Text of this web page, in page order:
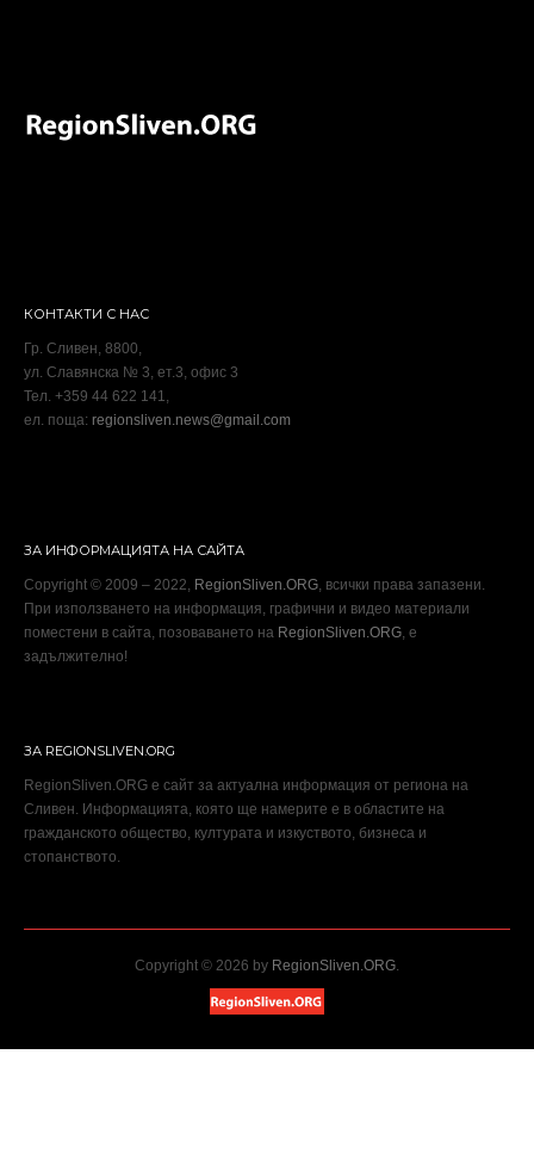
КОНТАКТИ С НАС
Гр. Сливен, 8800,
ул. Славянска № 3, ет.3, офис 3
Тел. +359 44 622 141,
ел. поща: regionsliven.news@gmail.com
ЗА ИНФОРМАЦИЯТА НА САЙТА
Copyright © 2009 – 2022, RegionSliven.ORG, всички права запазени.
При използването на информация, графични и видео материали
поместени в сайта, позоваването на RegionSliven.ORG, е
задължително!
ЗА REGIONSLIVEN.ORG
RegionSliven.ORG е сайт за актуална информация от региона на
Сливен. Информацията, която ще намерите е в областите на
гражданското общество, културата и изкуството, бизнеса и
стопанството.
Copyright © 2026 by RegionSliven.ORG.